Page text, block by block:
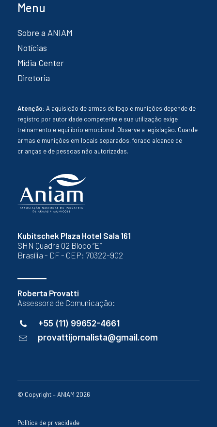
Kubitschek Plaza Hotel Sala 161
SHN Quadra 02 Bloco “E”
Brasília - DF - CEP: 70322-902
Roberta Provatti
Assessora de Comunicação:
+55 (11) 99652-4661
provattijornalista@gmail.com
Menu
Sobre a ANIAM
Notícias
Mídia Center
Diretoria
Atenção: A aquisição de armas de fogo e munições depende de
registro por autoridade competente e sua utilização exige
treinamento e equilíbrio emocional. Observe a legislação. Guarde
armas e munições em locais separados, forado alcance de
crianças e de pessoas não autorizadas.
© Copyright – ANIAM 2026
Política de privacidade